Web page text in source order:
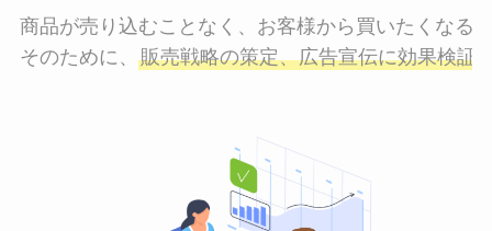
商品が売り込むことなく、お客様から買いたくなる
そのために、 販売戦略の策定、広告宣伝に効果検証